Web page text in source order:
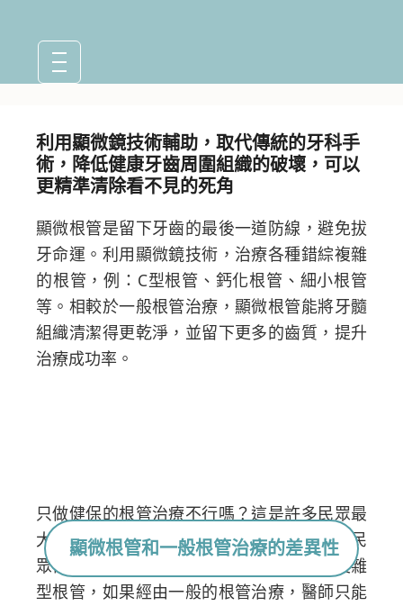
利用顯微鏡技術輔助，取代傳統的牙科手
術，降低健康牙齒周圍組織的破壞，可以
更精準清除看不見的死角
顯微根管是留下牙齒的最後一道防線，避免拔
牙命運。利用顯微鏡技術，治療各種錯綜複雜
的根管，例：C型根管、鈣化根管、細小根管
等。相較於一般根管治療，顯微根管能將牙髓
組織清潔得更乾淨，並留下更多的齒質，提升
治療成功率。
顯微根管和一般根管治療的差異性
只做健保的根管治療不行嗎？這是許多民眾最
大的問題和困擾，畢竟顯微根管需要自費，民
眾都會再三猶豫。但其實上面提到的各種複雜
型根管，如果經由一般的根管治療，醫師只能